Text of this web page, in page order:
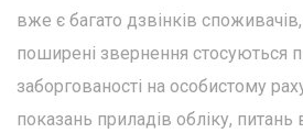
вже є багато дзвінків
поширені звернення стосуються
заборгованості на особистому
показань приладів обліку, питань